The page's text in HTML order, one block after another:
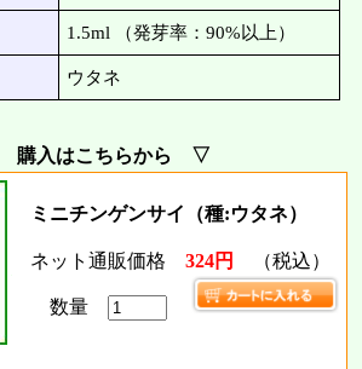
1.5ml （発芽率：90%以上）
ウタネ
入はこちらから ▽
ミニチンゲンサイ（種:ウタネ）
ネット通販価格 324円 （税込）
数量